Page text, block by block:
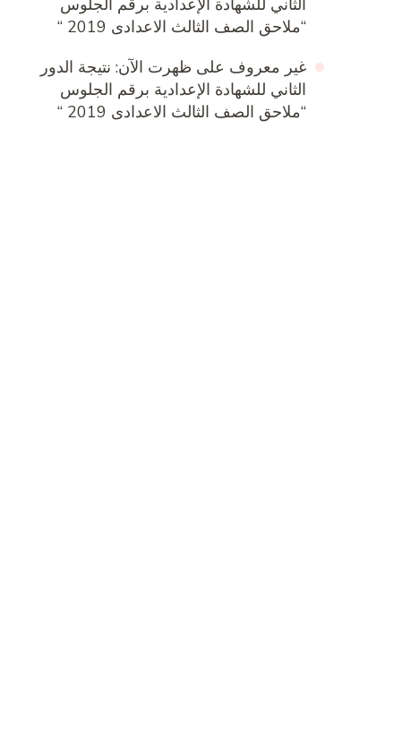
الثاني للشهادة الإعدادية برقم الجلوس
“ملاحق الصف الثالث الاعدادى 2019 “
غير معروف على ظهرت الآن: نتيجة الدور
الثاني للشهادة الإعدادية برقم الجلوس
“ملاحق الصف الثالث الاعدادى 2019 “